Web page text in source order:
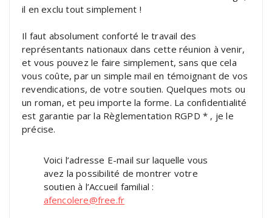
il en exclu tout simplement !
Il faut absolument conforté le travail des
représentants nationaux dans cette réunion à venir,
et vous pouvez le faire simplement, sans que cela
vous coûte, par un simple mail en témoignant de vos
revendications, de votre soutien. Quelques mots ou
un roman, et peu importe la forme. La confidentialité
est garantie par la Règlementation RGPD * , je le
précise.
Voici l’adresse E-mail sur laquelle vous
avez la possibilité de montrer votre
soutien à l’Accueil familial :
afencolere@free.fr